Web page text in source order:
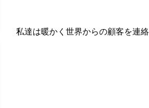
私達は暖かく世界からの顧客を連